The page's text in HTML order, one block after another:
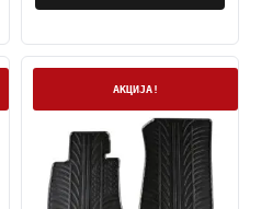
АКЦИЈА!